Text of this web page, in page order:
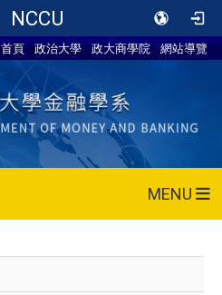
NCCU
首頁 政治大學 政大商學院 網站導覽
MENU